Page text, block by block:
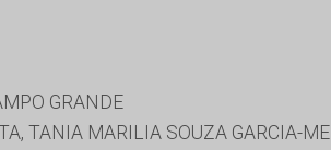
GRANDE
TANIA MARILIA SOUZA GARCIA-ME